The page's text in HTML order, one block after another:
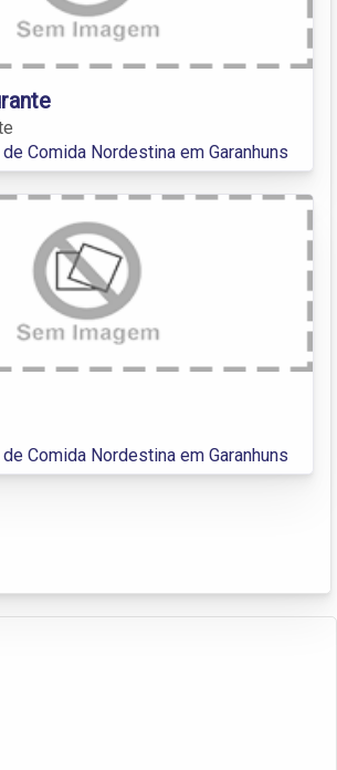
Comida Nordestina em Garanhuns
Comida Nordestina em Garanhuns